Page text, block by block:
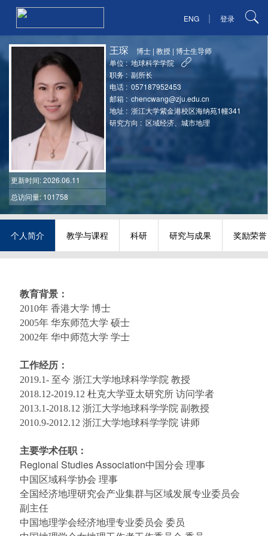
ENG | 登录
更新时间: 2026.06.11
总访问量: 101758
王琛 博士 |教授 |博士生导师
单位 : 地球科学学院
职务 : 副所长
电话 : 057187952453
邮箱 : chencwang@zju.edu.cn
地址 : 浙江大学紫金港校区海纳苑1幢341
研究方向 : 区域经济、城市地理
个人简介 教学与课程 科研 研究与成果 奖励荣誉
教育背景：
2010年 香港大学 博士
2005年 华东师范大学 硕士
2002年 华中师范大学 学士
工作经历：
2019.1- 至今 浙江大学地球科学学院 教授
2018.12-2019.12 杜克大学亚太研究所 访问学者
2013.1-2018.12 浙江大学地球科学学院 副教授
2010.9-2012.12 浙江大学地球科学学院 讲师
主要学术任职：
Regional Studies Association中国分会 理事
中国区域科学协会 理事
全国经济地理研究会产业集群与区域发展专业委员会
副主任
中国地理学会经济地理专业委员会 委员